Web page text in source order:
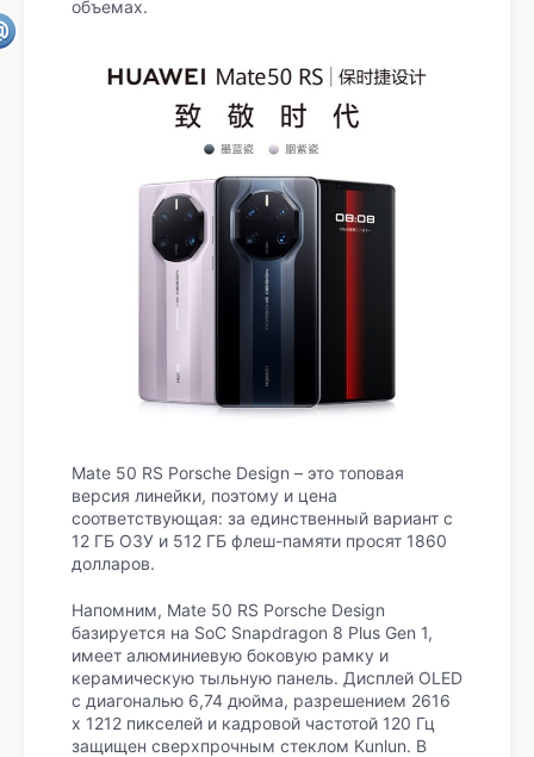
объемах.
Mate 50 RS Porsche Design – это топовая
версия линейки, поэтому и цена
соответствующая: за единственный вариант с
12 ГБ ОЗУ и 512 ГБ флеш-памяти просят 1860
долларов.
Напомним, Mate 50 RS Porsche Design
базируется на SoC Snapdragon 8 Plus Gen 1,
имеет алюминиевую боковую рамку и
керамическую тыльную панель. Дисплей OLED
с диагональю 6,74 дюйма, разрешением 2616
х 1212 пикселей и кадровой частотой 120 Гц
защищен сверхпрочным стеклом Kunlun. В